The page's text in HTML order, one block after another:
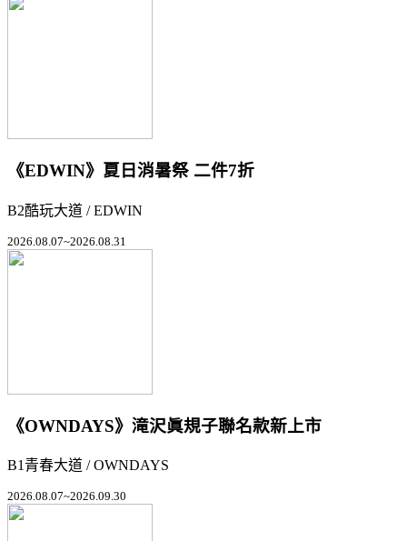
《EDWIN》夏日消暑祭 二件7折
B2酷玩大道 / EDWIN
2026.08.07~2026.08.31
《OWNDAYS》滝沢眞規子聯名款新上市
B1青春大道 / OWNDAYS
2026.08.07~2026.09.30